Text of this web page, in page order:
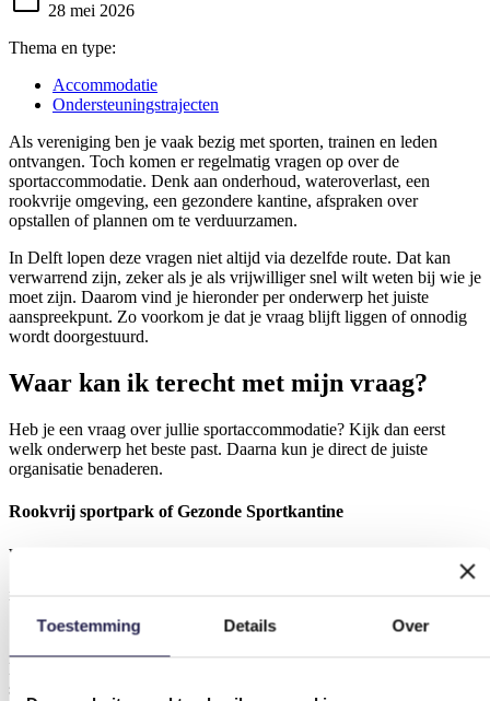
Toestemming Details Over
28 mei 2026
Thema en type:
Accommodatie
Ondersteuningstrajecten
Als vereniging ben je vaak bezig met sporten, trainen en leden
ontvangen. Toch komen er regelmatig vragen op over de
sportaccommodatie. Denk aan onderhoud, wateroverlast, een
rookvrije omgeving, een gezondere kantine, afspraken over
opstallen of plannen om te verduurzamen.
In Delft lopen deze vragen niet altijd via dezelfde route. Dat kan
verwarrend zijn, zeker als je als vrijwilliger snel wilt weten bij wie je
moet zijn. Daarom vind je hieronder per onderwerp het juiste
aanspreekpunt. Zo voorkom je dat je vraag blijft liggen of onnodig
wordt doorgestuurd.
Waar kan ik terecht met mijn vraag?
Heb je een vraag over jullie sportaccommodatie? Kijk dan eerst
welk onderwerp het beste past. Daarna kun je direct de juiste
organisatie benaderen.
Rookvrij sportpark of Gezonde Sportkantine
Wil je aan de slag met een rookvrij sportpark of een Gezonde
invullen. Ook kun je mailen naar JOGG Delft.
Neem contact op
Deze ondersteuning past goed bij verenigingen die hun
sportomgeving gezonder willen maken. Denk bijvoorbeeld aan